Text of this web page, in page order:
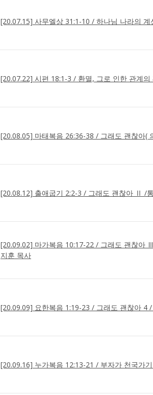
[20.07.15] 사무엘상 31:1-10 / 하나님 나라의
[20.07.22] 시편 18:1-3 / 환멸, 그로 인한 관계
[20.08.05] 마태복음 26:36-38 / 그래도 괜찮아(
[20.08.12] 출애굽기 2:2-3 / 그래도 괜찮아 Ⅱ /
[20.09.02] 마가복음 10:17-22 / 그래도 괜찮아
지훈 목사
[20.09.09] 요한복음 1:19-23 / 그래도 괜찮아 4
[20.09.16] 누가복음 12:13-21 / 부자가 천국가